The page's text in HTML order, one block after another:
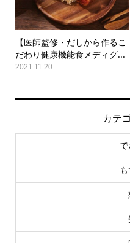
【医師監修・だしから作るこ
だわり健康機能食メディグ...
2021.11.20
カテ